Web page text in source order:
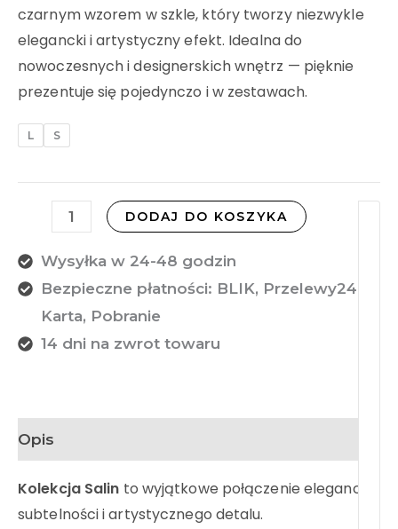
czarnym wzorem w szkle, który tworzy niezwykle
elegancki i artystyczny efekt. Idealna do
nowoczesnych i designerskich wnętrz — pięknie
prezentuje się pojedynczo i w zestawach.
L S
DODAJ DO KOSZYKA
Wysyłka w 24-48 godzin
Bezpieczne płatności: BLIK, Przelewy24,
Karta, Pobranie
14 dni na zwrot towaru
Opis
Kolekcja Salin to wyjątkowe połączenie elegancji,
subtelności i artystycznego detalu.